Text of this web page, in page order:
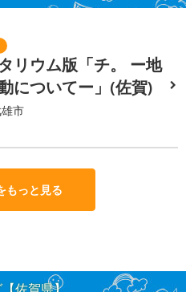
リウム版「チ。 ー地
についてー」(佐賀)
市
もっと見る